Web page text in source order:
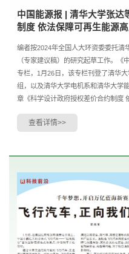
中国能源报 | 清华大学张达
制度 依法保障可再生能源
编者按2024年全国人大环资委委托清
（专家建议稿）的研究起草工作。《
专栏，1月26日，该专栏刊登了清华
组，以及清华大学电机系和清华大学
章《科学设计政府授权差价合约制度
查看详情>>